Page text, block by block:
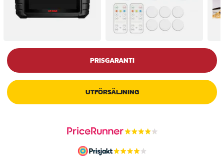
PRISGARANTI
UTFÖRSÄLJNING